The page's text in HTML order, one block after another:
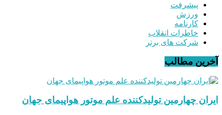
پیشرفت
ورزش
کارنامه
خاطرات انقلاب
شرکت های برتر
آخرین مطالب
ایران چهارمین تولیدکننده علم موتور هواپیمای جهان